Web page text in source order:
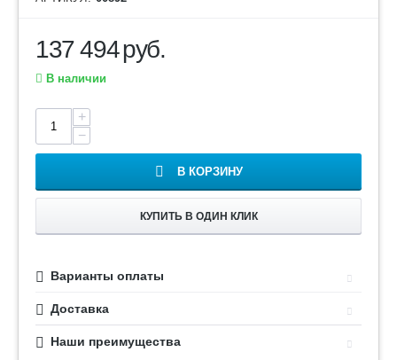
137 494руб.
В наличии
+
−
В КОРЗИНУ
КУПИТЬ В ОДИН КЛИК
Варианты оплаты
Доставка
Наши преимущества